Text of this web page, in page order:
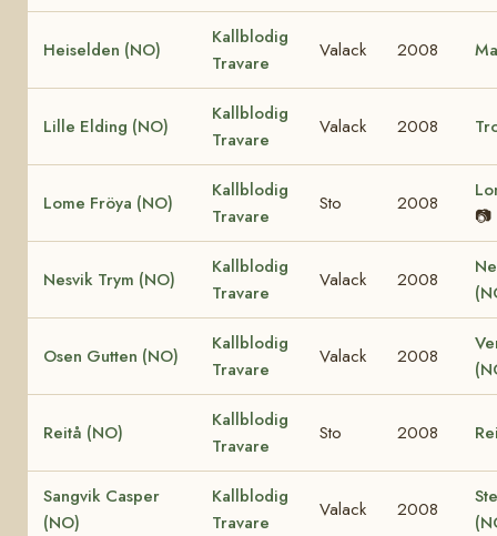
Heiselden (NO)
Kallblodig
Travare
Valack 2008
Lille Elding (NO)
Kallblodig
Travare
Valack 2008
Lome Fröya (NO)
Kallblodig
Travare
Sto 2008
📷
Nesvik Trym (NO)
Kallblodig
Travare
Valack 2008
Osen Gutten (NO)
Kallblodig
Travare
Valack 2008
Reitå (NO)
Kallblodig
Travare
Sto 2008
Sangvik Casper
(NO)
Kallblodig
Travare
Valack 2008